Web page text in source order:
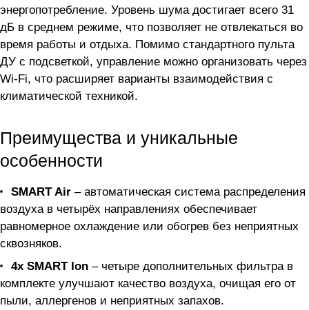
энергопотребление. Уровень шума достигает всего 31
дБ в среднем режиме, что позволяет не отвлекаться во
время работы и отдыха. Помимо стандартного пульта
ДУ с подсветкой, управление можно организовать через
Wi-Fi, что расширяет варианты взаимодействия с
климатической техникой.
Преимущества и уникальные
особенности
SMART Air – автоматическая система распределения
воздуха в четырёх направлениях обеспечивает
равномерное охлаждение или обогрев без неприятных
сквозняков.
4х SMART Ion – четыре дополнительных фильтра в
комплекте улучшают качество воздуха, очищая его от
пыли, аллергенов и неприятных запахов.